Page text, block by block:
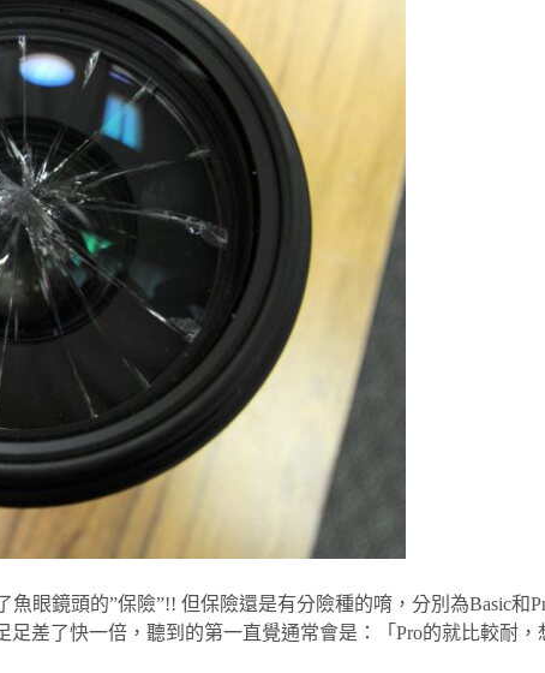
魚眼鏡頭的”保險”!! 但保險還是有分險種的唷，分別為Basic和
差了快一倍，聽到的第一直覺通常會是：「Pro的就比較耐，